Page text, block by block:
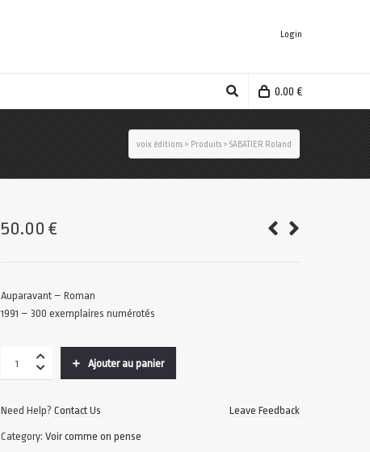
Login
0.00 €
voix éditions > Produits > SABATIER Roland
50.00€
Auparavant – Roman
1991 – 300 exemplaires numérotés
Ajouter au panier
Need Help?Contact Us Leave Feedback
Category:Voir comme on pense